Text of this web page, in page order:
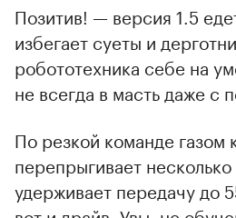
Позитив! — версия 1.5
избегает суеты и
робототехника себе на
не всегда в масть даже с
По резкой команде газом
перепрыгивает
удерживает передачу до